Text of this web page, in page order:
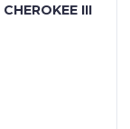
III